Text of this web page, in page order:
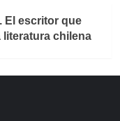
El escritor que
chilena